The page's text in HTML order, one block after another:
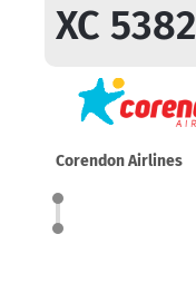
XC 5382
Corendon Airlines